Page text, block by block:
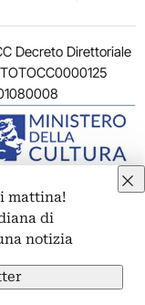
Decreto Direttoriale
Emanuele II, 287 –
personali
287 – 00186 Roma
Credits
mattina!
di
notizia